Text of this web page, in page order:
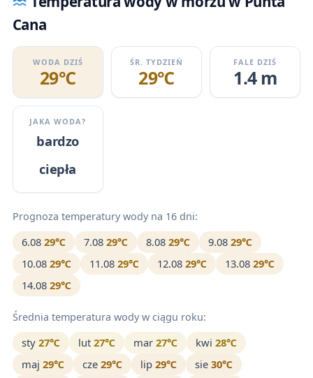
Cana
WODA DZIŚ
29℃
ŚR. TYDZIEŃ
29℃
FALE DZIŚ
1.4 m
JAKA WODA?
bardzo
ciepła
Prognoza temperatury wody na 16 dni:
6.08 29℃ 7.08 29℃ 8.08 29℃ 9.08 29℃
10.08 29℃ 11.08 29℃ 12.08 29℃ 13.08 29℃
14.08 29℃
Średnia temperatura wody w ciągu roku:
sty 27℃ lut 27℃ mar 27℃ kwi 28℃
maj 29℃ cze 29℃ lip 29℃ sie 30℃